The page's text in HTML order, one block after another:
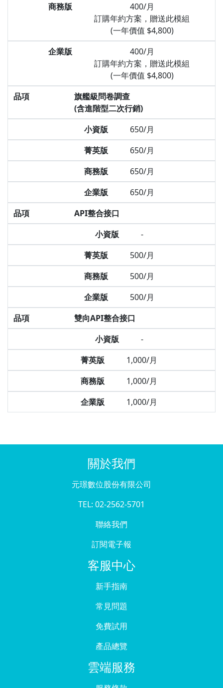
商務版
400/月
訂購年約方案，贈送此模組
(一年價值 $4,800)
企業版
400/月
訂購年約方案，贈送此模組
(一年價值 $4,800)
品項
旗艦級問卷調查
(含進階型二次行銷)
小資版
650/月
菁英版
650/月
商務版
650/月
企業版
650/月
品項
API整合接口
小資版
-
菁英版
500/月
商務版
500/月
企業版
500/月
品項
雙向API整合接口
小資版
-
菁英版
1,000/月
商務版
1,000/月
企業版
1,000/月
關於我們
元璟數位股份有限公司
TEL: 02-2562-5701
聯絡我們
訂閱電子報
客服中心
新手指南
常見問題
免費試用
產品總覽
雲端服務